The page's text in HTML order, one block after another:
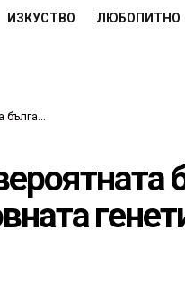
ИЗКУСТВО ЛЮБОПИТНО
генетика